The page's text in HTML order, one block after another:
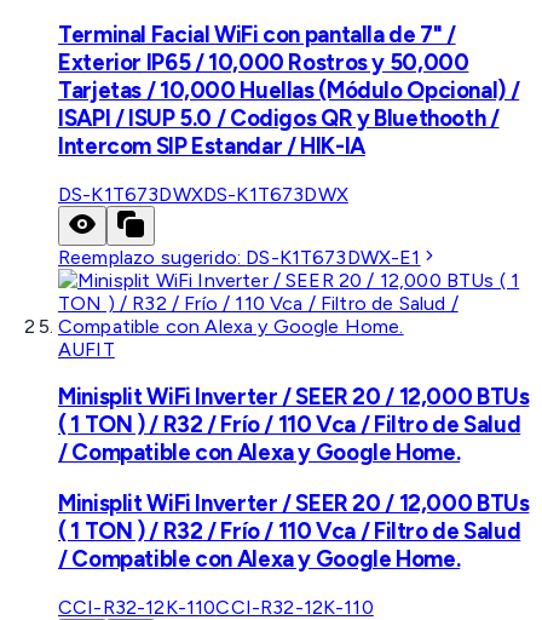
Terminal Facial WiFi con pantalla de 7" /
Exterior IP65 / 10,000 Rostros y 50,000
Tarjetas / 10,000 Huellas (Módulo Opcional) /
ISAPI / ISUP 5.0 / Codigos QR y Bluethooth /
Intercom SIP Estandar / HIK-IA
DS-K1T673DWXDS-K1T673DWX
Reemplazo sugerido: DS-K1T673DWX-E1
AUFIT
Minisplit WiFi Inverter / SEER 20 / 12,000 BTUs
( 1 TON ) / R32 / Frío / 110 Vca / Filtro de Salud
/ Compatible con Alexa y Google Home.
Minisplit WiFi Inverter / SEER 20 / 12,000 BTUs
( 1 TON ) / R32 / Frío / 110 Vca / Filtro de Salud
/ Compatible con Alexa y Google Home.
CCI-R32-12K-110CCI-R32-12K-110